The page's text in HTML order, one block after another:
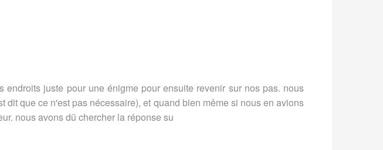
juste pour une énigme pour ensuite revenir sur nos pas. nous
que ce n'est pas nécessaire), et quand bien même si nous en avions
nous avons dû chercher la réponse su